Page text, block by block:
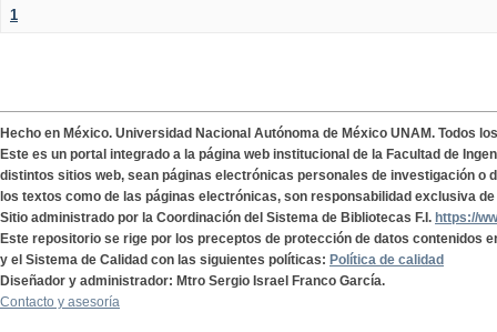
1
Hecho en México. Universidad Nacional Autónoma de México UNAM. Todos
Este es un portal integrado a la página web institucional de la Facultad de
distintos sitios web, sean páginas electrónicas personales de investigación o
los textos como de las páginas electrónicas, son responsabilidad exclusiva
Sitio administrado por la Coordinación del Sistema de Bibliotecas F.I. https://
Este repositorio se rige por los preceptos de protección de datos contenidos
y el Sistema de Calidad con las siguientes políticas: Política de calidad
Diseñador y administrador: Mtro Sergio Israel Franco García.
Contacto y asesoría